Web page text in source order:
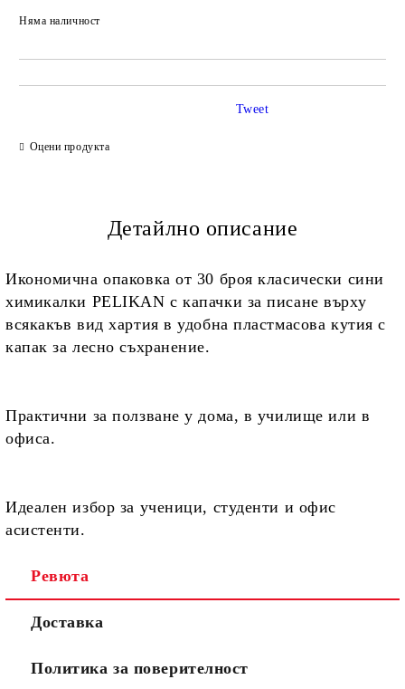
Няма наличност
Оцени продукта
Tweet
Детайлно описание
Икономична опаковка от 30 броя класически сини
химикалки PELIKAN с капачки за писане върху
всякакъв вид хартия в удобна пластмасова кутия с
капак за лесно съхранение.
Практични за ползване у дома, в училище или в
офиса.
Идеален избор за ученици, студенти и офис
асистенти.
Ревюта
Доставка
Политика за поверителност